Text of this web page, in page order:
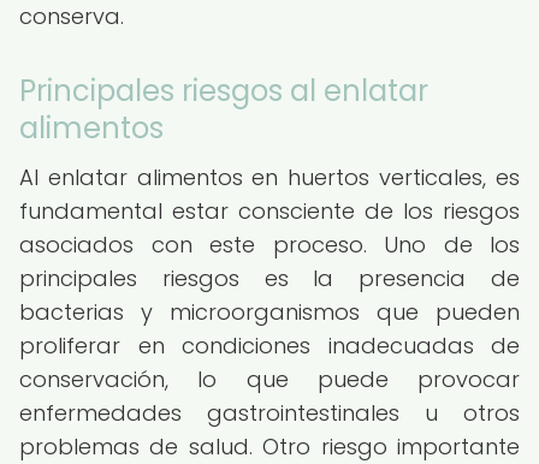
conserva.
Principales riesgos al enlatar
alimentos
Al enlatar alimentos en huertos verticales, es
fundamental estar consciente de los riesgos
asociados con este proceso. Uno de los
principales riesgos es la presencia de
bacterias y microorganismos que pueden
proliferar en condiciones inadecuadas de
conservación, lo que puede provocar
enfermedades gastrointestinales u otros
problemas de salud. Otro riesgo importante